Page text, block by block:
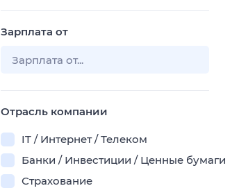
Зарплата от
Отрасль компании
IT / Интернет / Телеком
Банки / Инвестиции / Ценные бумаги
Страхование